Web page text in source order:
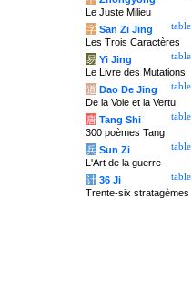
Le Juste Milieu
table
字 San Zi Jing
Les Trois Caractères
table
易 Yi Jing
Le Livre des Mutations
table
道 Dao De Jing
De la Voie et la Vertu
table
唐 Tang Shi
300 poèmes Tang
table
兵 Sun Zi
L'Art de la guerre
table
计 36 Ji
Trente-six stratagèmes